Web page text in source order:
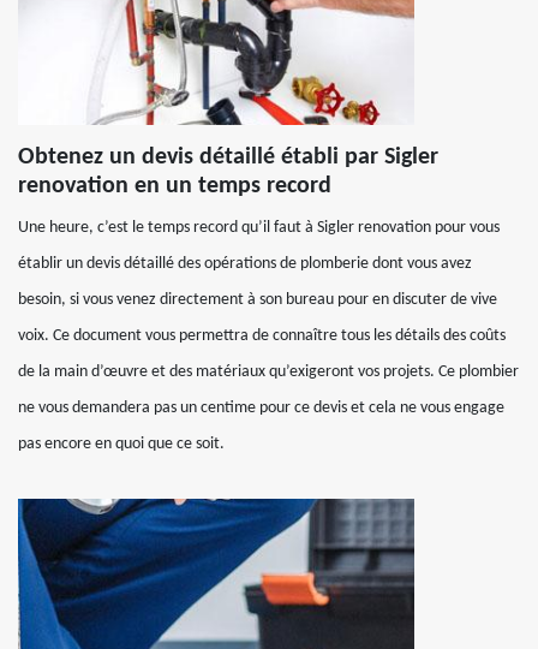
Obtenez un devis détaillé établi par Sigler
renovation en un temps record
Une heure, c’est le temps record qu’il faut à Sigler renovation pour vous
établir un devis détaillé des opérations de plomberie dont vous avez
besoin, si vous venez directement à son bureau pour en discuter de vive
voix. Ce document vous permettra de connaître tous les détails des coûts
de la main d’œuvre et des matériaux qu’exigeront vos projets. Ce plombier
ne vous demandera pas un centime pour ce devis et cela ne vous engage
pas encore en quoi que ce soit.